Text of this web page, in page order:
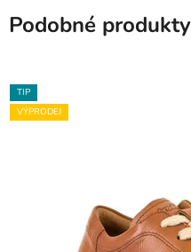
Podobné produkty
TIP
VÝPRODEJ